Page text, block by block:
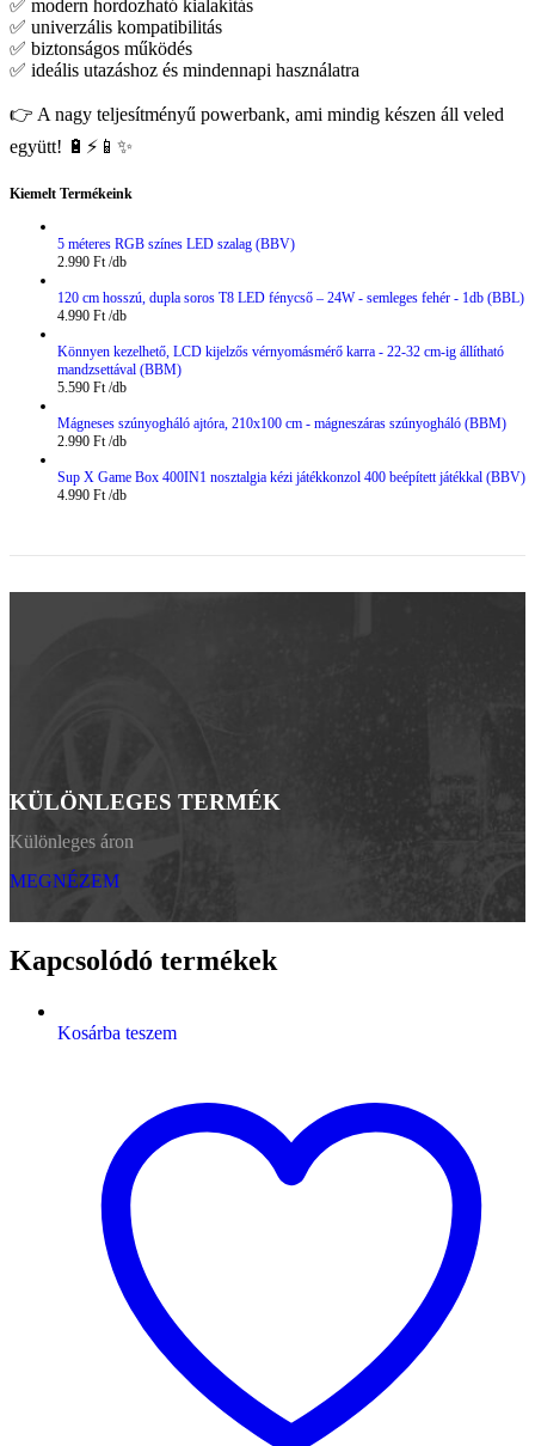
✅ modern hordozható kialakítás
✅ univerzális kompatibilitás
✅ biztonságos működés
✅ ideális utazáshoz és mindennapi használatra
👉 A nagy teljesítményű powerbank, ami mindig készen áll veled
együtt! 🔋⚡📱✨
Kiemelt Termékeink
5 méteres RGB színes LED szalag (BBV)
2.990 Ft
120 cm hosszú, dupla soros T8 LED fénycső – 24W - semleges fehér - 1db (BBL)
4.990 Ft
Könnyen kezelhető, LCD kijelzős vérnyomásmérő karra - 22-32 cm-ig állítható
mandzsettával (BBM)
5.590 Ft
Mágneses szúnyogháló ajtóra, 210x100 cm - mágneszáras szúnyogháló (BBM)
2.990 Ft
Sup X Game Box 400IN1 nosztalgia kézi játékkonzol 400 beépített játékkal (BBV)
4.990 Ft
KÜLÖNLEGES TERMÉK
Különleges áron
MEGNÉZEM
Kapcsolódó termékek
Kosárba teszem